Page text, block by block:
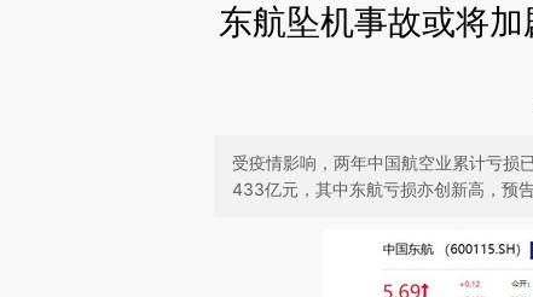
东航坠机事故或将
受疫情影响，两年中国航空业累计亏
433亿元，其中东航亏损亦创新高，预